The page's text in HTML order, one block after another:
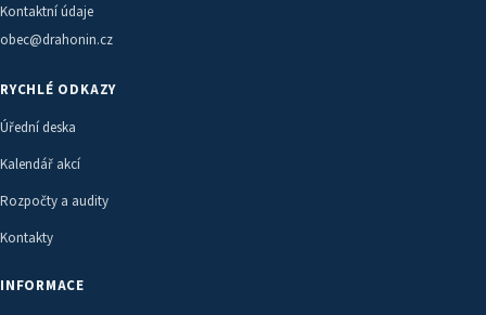
Kontaktní údaje
obec@drahonin.cz
RYCHLÉ ODKAZY
Úřední deska
Kalendář akcí
Rozpočty a audity
Kontakty
INFORMACE